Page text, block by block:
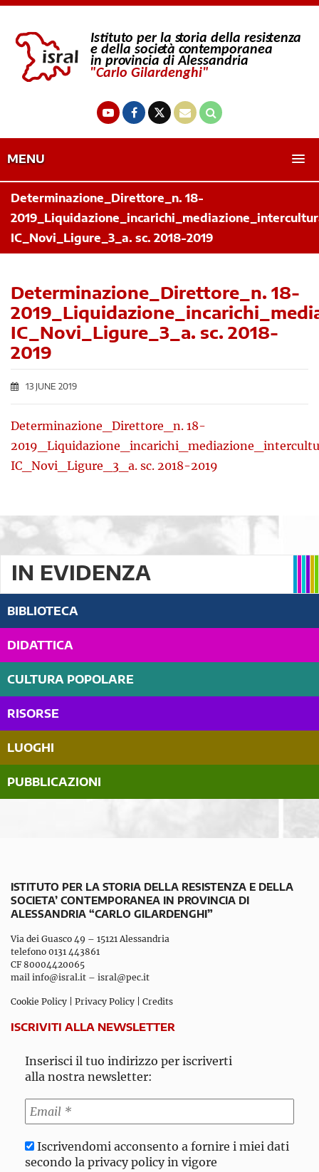
MENU
Determinazione_Direttore_n. 18-
IC_Novi_Ligure_3_a. sc. 2018-2019
Determinazione_Direttore_n. 18-
IC_Novi_Ligure_3_a. sc. 2018-
2019
13 JUNE 2019
Determinazione_Direttore_n. 18-
IC_Novi_Ligure_3_a. sc. 2018-2019
IN EVIDENZA
BIBLIOTECA
DIDATTICA
CULTURA POPOLARE
RISORSE
LUOGHI
PUBBLICAZIONI
ISTITUTO PER LA STORIA DELLA RESISTENZA E DELLA
SOCIETA’ CONTEMPORANEA IN PROVINCIA DI
ALESSANDRIA “CARLO GILARDENGHI”
Via dei Guasco 49 – 15121 Alessandria
telefono 0131 443861
CF 80004420065
mail info@isral.it – isral@pec.it
Cookie Policy Privacy Policy Credits
ISCRIVITI ALLA NEWSLETTER
Inserisci il tuo indirizzo per iscriverti
alla nostra newsletter:
Iscrivendomi acconsento a fornire i miei dati
secondo la privacy policy in vigore